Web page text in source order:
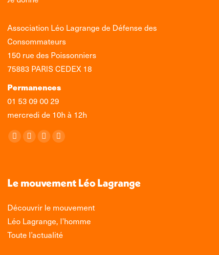
Association Léo Lagrange de Défense des
Consommateurs
150 rue des Poissonniers
75883 PARIS CEDEX 18
Permanences
01 53 09 00 29
mercredi de 10h à 12h
Retrouvez-nous sur :
La
s'ouvre
une
nouvelle
fenêtre
La
s'ouvre
une
nouvelle
fenêtre
La
s'ouvre
une
nouvelle
fenêtre
La
s'ouvre
une
nouvelle
fenêtre
Le mouvement Léo Lagrange
Découvrir le mouvement
Léo Lagrange, l’homme
Toute l’actualité